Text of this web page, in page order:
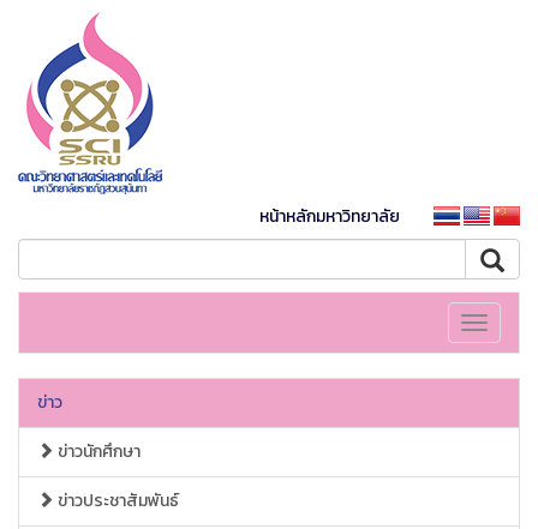
หน้าหลักมหาวิทยาลัย
Toggle
ข่าว
ข่าวนักศึกษา
ข่าวประชาสัมพันธ์